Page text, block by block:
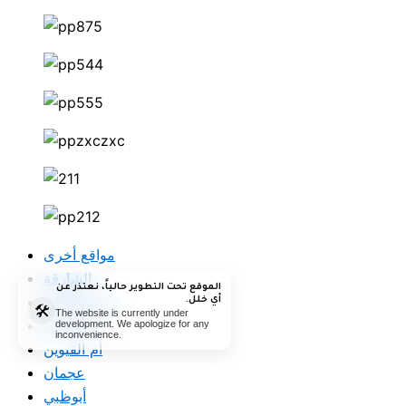
مواقع أخرى
الشارقة
رأس الخيمة
الفجيرة
أم القيوين
عجمان
أبوظبي
🛠️
الموقع تحت التطوير حالياً، نعتذر عن
أي خلل.
The website is currently under
development. We apologize for any
inconvenience.